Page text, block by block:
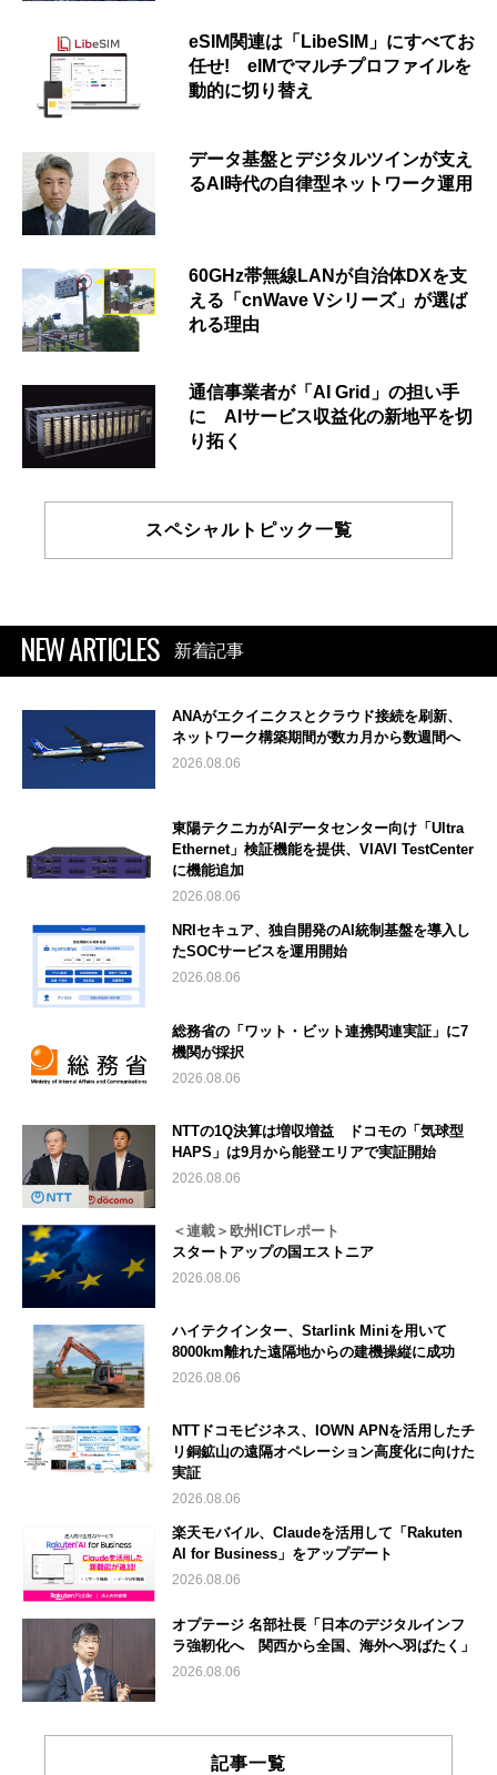
eSIM関連は「LibeSIM」にすべてお
任せ! eIMでマルチプロファイルを
動的に切り替え
データ基盤とデジタルツインが支え
るAI時代の自律型ネットワーク運用
60GHz帯無線LANが自治体DXを支
える「cnWave Vシリーズ」が選ば
れる理由
通信事業者が「AI Grid」の担い手
に AIサービス収益化の新地平を切
り拓く
スペシャルトピック一覧
NEW ARTICLES 新着記事
ANAがエクイニクスとクラウド接続を刷新、
ネットワーク構築期間が数カ月から数週間へ
2026.08.06
東陽テクニカがAIデータセンター向け「Ultra
Ethernet」検証機能を提供、VIAVI TestCenter
に機能追加
2026.08.06
NRIセキュア、独自開発のAI統制基盤を導入し
たSOCサービスを運用開始
2026.08.06
総務省の「ワット・ビット連携関連実証」に7
機関が採択
2026.08.06
NTTの1Q決算は増収増益 ドコモの「気球型
HAPS」は9月から能登エリアで実証開始
2026.08.06
＜連載＞欧州ICTレポート
スタートアップの国エストニア
2026.08.06
ハイテクインター、Starlink Miniを用いて
8000km離れた遠隔地からの建機操縦に成功
2026.08.06
NTTドコモビジネス、IOWN APNを活用したチ
リ銅鉱山の遠隔オペレーション高度化に向けた
実証
2026.08.06
楽天モバイル、Claudeを活用して「Rakuten
AI for Business」をアップデート
2026.08.06
オプテージ 名部社長「日本のデジタルインフ
ラ強靭化へ 関西から全国、海外へ羽ばたく」
2026.08.06
記事一覧